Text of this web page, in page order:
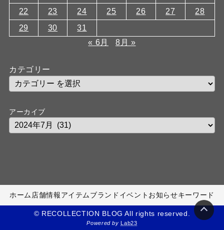
22
23 24 25 26 27
28
29
30
31
« 6月
8月 »
カテゴリー
アーカイブ
ホーム 店舗情報アイテムブランド イベント お知らせキーワード
© RECOLLECTION BLOG All rights reserved.
Powered byLab23